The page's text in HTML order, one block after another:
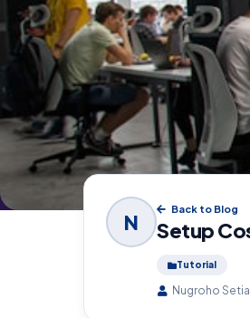
N Back to Blog
Setup
Tutorial
Nugroho